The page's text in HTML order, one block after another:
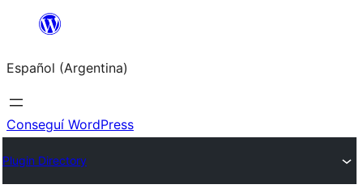
Saltar
contenido
Español (Argentina)
Conseguí WordPress
Plugin Directory